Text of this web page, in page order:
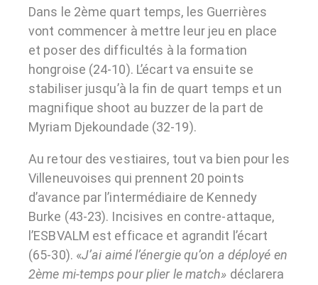
Dans le 2ème quart temps, les Guerrières
vont commencer à mettre leur jeu en place
et poser des difficultés à la formation
hongroise (24-10). L’écart va ensuite se
stabiliser jusqu’à la fin de quart temps et un
magnifique shoot au buzzer de la part de
Myriam Djekoundade (32-19).
Au retour des vestiaires, tout va bien pour les
Villeneuvoises qui prennent 20 points
d’avance par l’intermédiaire de Kennedy
Burke (43-23). Incisives en contre-attaque,
l’ESBVALM est efficace et agrandit l’écart
(65-30). «J’ai aimé l’énergie qu’on a déployé en
2ème mi-temps pour plier le match» déclarera